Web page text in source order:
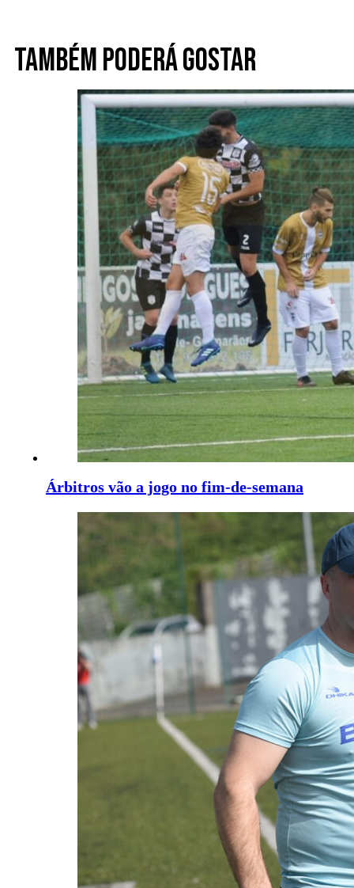
Também poderá gostar
Árbitros vão a jogo no fim-de-semana